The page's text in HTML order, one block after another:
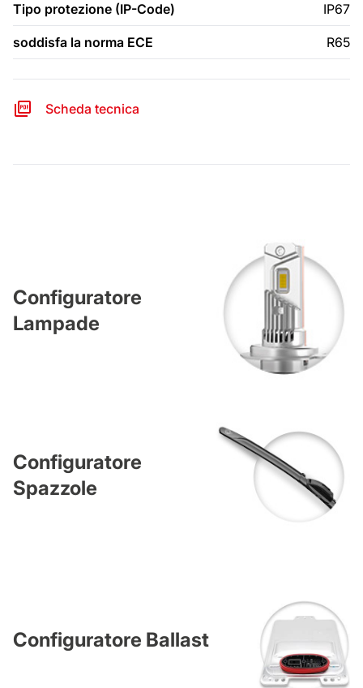
Tipo protezione (IP-Code) IP67
soddisfa la norma ECE R65
Scheda tecnica
Configuratore
Lampade
Configuratore
Spazzole
Configuratore Ballast